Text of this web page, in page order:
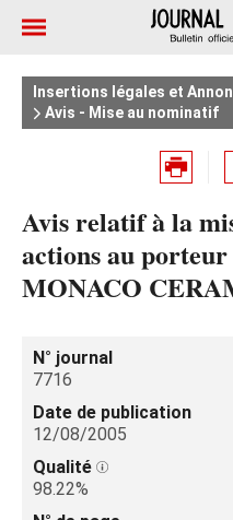
Insertions légales et
Avis - Mise au nominatif
Avis relatif à la
actions au
MONACO
N° journal
7716
Date de publication
12/08/2005
Qualité
98.22%